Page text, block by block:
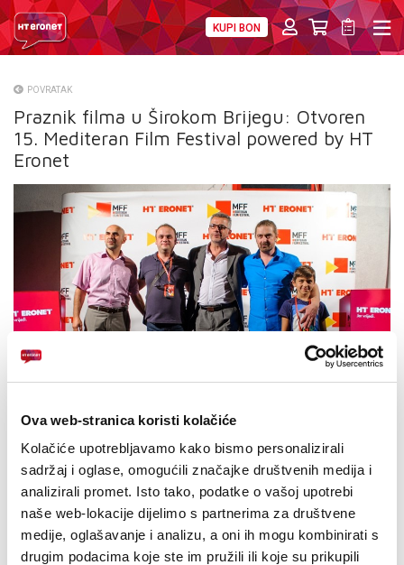
Ova web-stranica koristi kolačiće
Kolačiće upotrebljavamo kako bismo personalizirali
sadržaj i oglase, omogućili značajke društvenih medija i
analizirali promet. Isto tako, podatke o vašoj upotrebi
naše web-lokacije dijelimo s partnerima za društvene
medije, oglašavanje i analizu, a oni ih mogu kombinirati s
drugim podacima koje ste im pružili ili koje su prikupili
KUPI BON
O NAMA
PRESS
NATJEČAJI
VELEPRODAJA
KONTAKTI
MOJ PROFIL
E-RAČUN
TELEFONSKI IMENIK
POVRATAK
Praznik filma u Širokom Brijegu: Otvoren
15. Mediteran Film Festival powered by HT
Eronet
28.08.2014.
Projekcijom dokumentarnih filmova domaćih autora,
''Znatiželja'', Stjepana Skoke i ''Bolnica Inkognito'', Zdenka
Jurilja, sinoć je u prepunoj dvorani kina Borak u Širokom
Brijegu počeo 15. Mediteran Film Festival koji će trajati do